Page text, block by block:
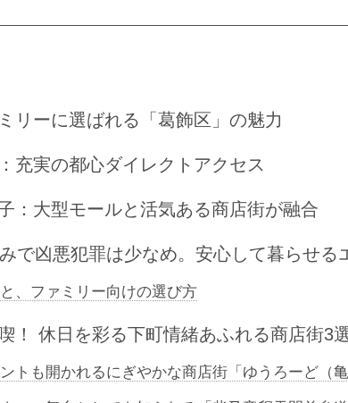
リーに選ばれる「葛飾区」の魅力
充実の都心ダイレクトアクセス
：大型モールと活気ある商店街が融合
で凶悪犯罪は少なめ。安心して暮らせる
、ファミリー向けの選び方
！ 休日を彩る下町情緒あふれる商店街3
トも開かれるにぎやかな商店街「ゆうろーど（